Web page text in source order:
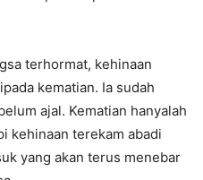
terhormat, kehinaan
kematian. Ia sudah
ajal. Kematian hanyalah
kehinaan terekam abadi
yang akan terus menebar